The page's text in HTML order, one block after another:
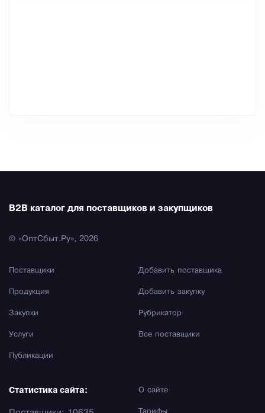
B2B каталог для поставщиков и закупщиков
© «ОптСбыт.Ру», 2026
Поставщики
Продукция
Закупки
Услуги
Публикации
Добавить поставщика
Добавить закупку
Рубрикатор
Все поставщики
О сайте
Статистика сайта: